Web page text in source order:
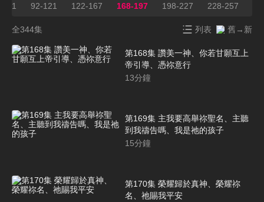
91 92-121 122-167 168-197 198-227 228-257
全344集 列表 舊→新
第168集 讚美一神、你若甘願互上
帝引導、憑祢意行
13分鐘
第169集 主我要高舉祢聖名、主聽
到我禱告嗎、我是祂的孩子
15分鐘
第170集 榮耀歸於真神、榮耀祢
名、祂賜我平安